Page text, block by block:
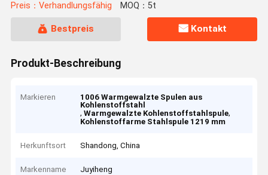
Preis：Verhandlungsfähig MOQ：5t
Bestpreis Kontakt
Produkt-Beschreibung
Markieren
1006 Warmgewalzte Spulen aus
Kohlenstoffstahl
,Warmgewalzte Kohlenstoffstahlspule,
Kohlenstoffarme Stahlspule 1219 mm
Herkunftsort Shandong, China
Markenname Juyiheng